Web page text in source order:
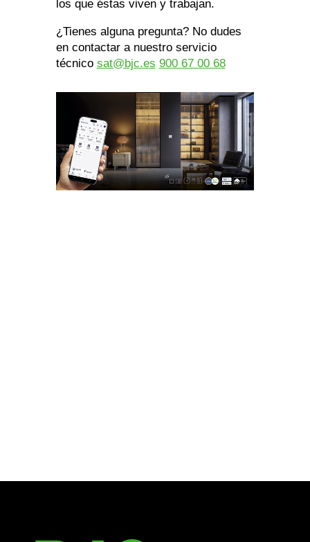
los que éstas viven y trabajan.
¿Tienes alguna pregunta? No dudes
en contactar a nuestro servicio
técnico sat@bjc.es 900 67 00 68